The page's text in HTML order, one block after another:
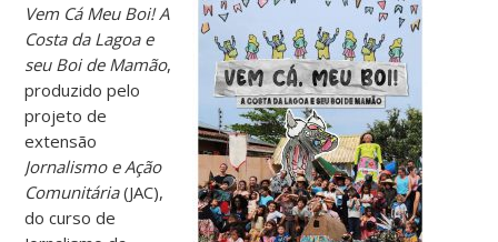
Vem Cá Meu Boi! A
Costa da Lagoa e
seu Boi de Mamão,
produzido pelo
projeto de
extensão
Jornalismo e Ação
Comunitária(JAC),
do curso de